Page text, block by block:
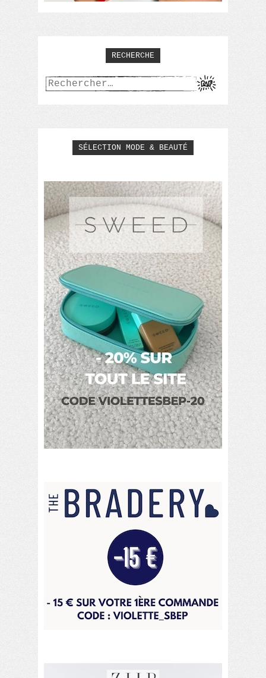
RECHERCHE
Rechercher :
SÉLECTION MODE & BEAUTÉ